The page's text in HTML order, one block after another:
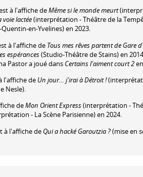
à l'affiche deMême si le monde meurt
voie lactée(interprétation - Théâtre de la
en-Yvelines) en 2023.
à l'affiche de Tous mes rêves partent de Gare
espérances(Studio-Théâtre de Stains) en
Pastor a joué dans Certains l'aiment court 2
l'affiche de Un jour… j'irai à Détroit !
Nesle).
deMon Orient Express(interprétation -
- La Scène Parisienne) en 2024.
à l'affiche de Qui a hacké Garoutzia ?(mise en